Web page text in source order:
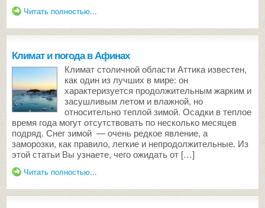
Читать полностью...
Климат и погода в Афинах
Климат столичной области Аттика известен,
как один из лучших в мире: он
характеризуется продолжительным жарким и
засушливым летом и влажной, но
относительно теплой зимой. Осадки в теплое
время года могут отсутствовать по несколько месяцев
подряд. Снег зимой — очень редкое явление, а
заморозки, как правило, легкие и непродолжительные. Из
этой статьи Вы узнаете, чего ожидать от […]
Читать полностью...